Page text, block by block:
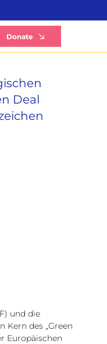
Donate
Deal
und die
Kern des „Green
Europäischen